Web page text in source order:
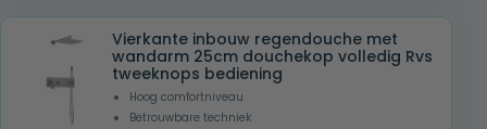
was:
€ 629,00.
is:
€ 409,00.
Vierkante inbouw regendouche met
wandarm 25cm douchekop volledig Rvs
tweeknops bediening
Hoog comfortniveau
Betrouwbare techniek